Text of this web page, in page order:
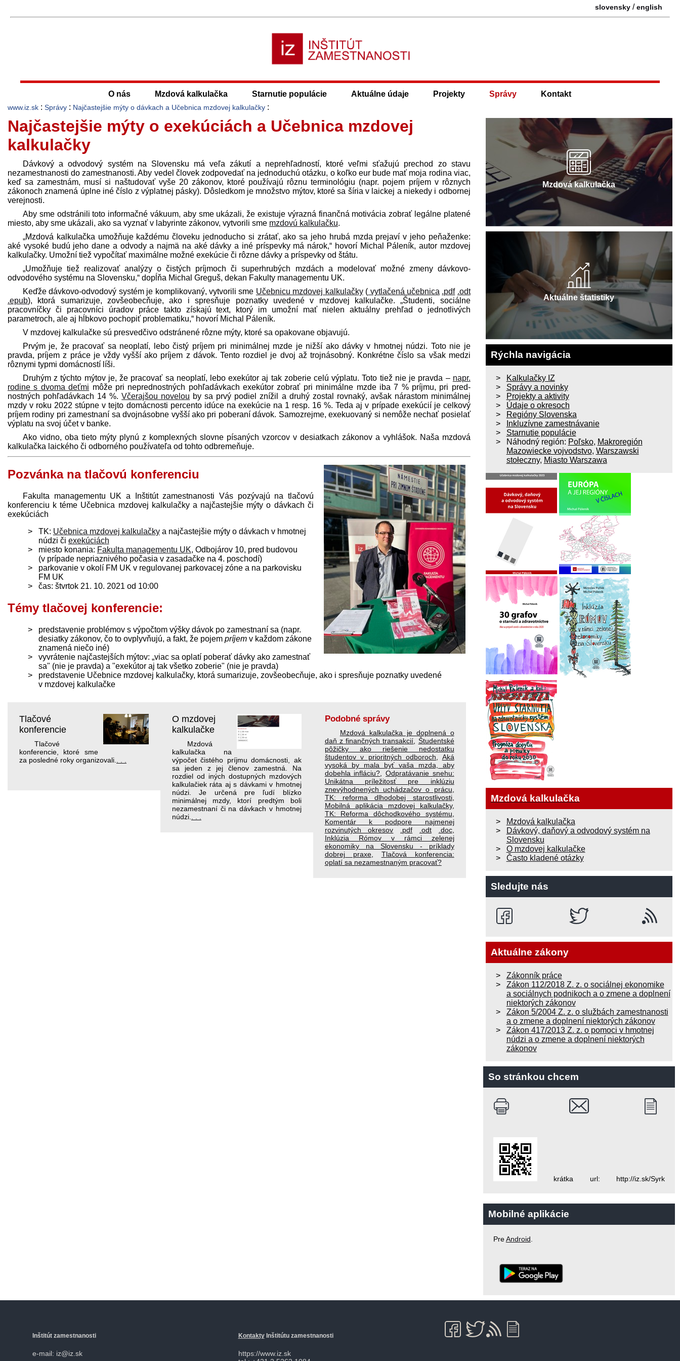
slovensky /english
O nás Mzdová kalkulačka Starnutie populácie Aktuálne údaje Projekty Správy Kontakt
www.iz.sk : Správy : Najčastejšie mýty o dávkach a Učebnica mzdovej kalkulačky :
Najčastejšie mýty o exekúciách a Učebnica mzdovej
kalkulačky
Dávkový a odvodový systém na Slovensku má veľa zákutí a neprehľadností, ktoré veľmi sťažujú prechod zo stavu
nezamestnanosti do zamestnanosti. Aby vedel človek zodpovedať na jednoduchú otázku, o koľko eur bude mať moja rodina viac,
keď sa zamestnám, musí si naštudovať vyše 20 zákonov, ktoré používajú rôznu terminológiu (napr. pojem príjem v rôznych
zákonoch znamená úplne iné číslo z výplatnej pásky). Dôsledkom je množstvo mýtov, ktoré sa šíria v laickej a niekedy i odbornej
verejnosti.
Aby sme odstránili toto informačné vákuum, aby sme ukázali, že existuje výrazná finančná motivácia zobrať legálne platené
miesto, aby sme ukázali, ako sa vyznať v labyrinte zákonov, vytvorili sme mzdovú kalkulačku.
„Mzdová kalkulačka umožňuje každému človeku jednoducho si zrátať, ako sa jeho hrubá mzda prejaví v jeho peňaženke:
aké vysoké budú jeho dane a odvody a najmä na aké dávky a iné príspevky má nárok,“ hovorí Michal Páleník, autor mzdovej
kalkulačky. Umožní tiež vypočítať maximálne možné exekúcie či rôzne dávky a príspevky od štátu.
„Umožňuje tiež realizovať analýzy o čistých príjmoch či superhrubých mzdách a modelovať možné zmeny dávkovo-
odvodového systému na Slovensku,“ dopĺňa Michal Greguš, dekan Fakulty managementu UK.
Keďže dávkovo-odvodový systém je komplikovaný, vytvorili sme Učebnicu mzdovej kalkulačky( vytlačená učebnica .pdf .odt
.epub), ktorá sumarizuje, zovšeobecňuje, ako i spresňuje poznatky uvedené v mzdovej kalkulačke. „Študenti, sociálne
pracovníčky či pracovníci úradov práce takto získajú text, ktorý im umožní mať nielen aktuálny prehľad o jednotlivých
parametroch, ale aj hĺbkovo pochopiť problematiku,“ hovorí Michal Páleník.
V mzdovej kalkulačke sú presvedčivo odstránené rôzne mýty, ktoré sa opakovane objavujú.
Prvým je, že pracovať sa neoplatí, lebo čistý príjem pri minimálnej mzde je nižší ako dávky v hmotnej núdzi. Toto nie je
pravda, príjem z práce je vždy vyšší ako príjem z dávok. Tento rozdiel je dvoj až trojnásobný. Konkrétne číslo sa však medzi
rôznymi typmi domácností líši.
Druhým z týchto mýtov je, že pracovať sa neoplatí, lebo exekútor aj tak zoberie celú výplatu. Toto tiež nie je pravda – napr.
rodine s dvoma deťmi môže pri neprednostných pohľadávkach exekútor zobrať pri minimálne mzde iba 7 % príjmu, pri pred­
nostných pohľadávkach 14 %.Včerajšou novelou by sa prvý podiel znížil a druhý zostal rovnaký, avšak nárastom minimálnej
mzdy v roku 2022 stúpne v tejto domácnosti percento idúce na exekúcie na 1 resp. 16 %. Teda aj v prípade exekúcií je celkový
príjem rodiny pri zamestnaní sa dvojnásobne vyšší ako pri poberaní dávok. Samozrejme, exekuovaný si nemôže nechať posielať
výplatu na svoj účet v banke.
Ako vidno, oba tieto mýty plynú z komplexných slovne písaných vzorcov v desiatkach zákonov a vyhlášok. Naša mzdová
kalkulačka laického či odborného používateľa od tohto odbremeňuje.
Pozvánka na tlačovú konferenciu
Fakulta managementu UK a Inštitút zamestnanosti Vás pozývajú na tlačovú
konferenciu k téme Učebnica mzdovej kalkulačky a najčastejšie mýty o dávkach či
exekúciách
TK: Učebnica mzdovej kalkulačkya najčastejšie mýty o dávkach v hmotnej
núdzi či exekúciách
miesto konania: Fakulta managementu UK, Odbojárov 10, pred budovou
(v prípade nepriaznivého počasia v zasadačke na 4. poschodí)
parkovanie v okolí FM UK v regulovanej parkovacej zóne a na parkovisku
FM UK
čas: štvrtok 21. 10. 2021 od 10:00
Témy tlačovej konferencie:
predstavenie problémov s výpočtom výšky dávok po zamestnaní sa (napr.
desiatky zákonov, čo to ovplyvňujú, a fakt, že pojem príjemv každom zákone
znamená niečo iné)
vyvrátenie najčastejších mýtov: „viac sa oplatí poberať dávky ako zamestnať
sa" (nie je pravda) a "exekútor aj tak všetko zoberie" (nie je pravda)
predstavenie Učebnice mzdovej kalkulačky, ktorá sumarizuje, zovšeobecňuje, ako i spresňuje poznatky uvedené
v mzdovej kalkulačke
Tlačové
konferencie
Tlačové
konferencie, ktoré sme
za posledné roky organizovali.
O mzdovej
kalkulačke
Mzdová
kalkulačka na
výpočet čistého príjmu domácnosti, ak
sa jeden z jej členov zamestná. Na
rozdiel od iných dostupných mzdových
kalkulačiek ráta aj s dávkami v hmotnej
núdzi. Je určená pre ľudí blízko
minimálnej mzdy, ktorí pred­tým boli
nezamestnaní či na dávkach v hmotnej
núdzi.
Podobné správy
Mzdová kalkulačka je doplnená o
daň z finančných transakcií
Študentské
pôžičky ako riešenie nedostatku
študentov v prioritných odboroch
Aká
vysoká by mala byť vaša mzda, aby
dobehla infláciu?
Odpratávanie snehu:
Unikátna príležitosť pre inklúziu
znevýhodnených uchádzačov o prácu
TK: reforma dlhodobej starostlivosti,
Mobilná aplikácia mzdovej kalkulačky,
TK: Reforma dôchodkového systému
Komentár k podpore najmenej
rozvinutých okresov
.pdf .odt .doc,
Inklúzia Rómov v rámci zelenej
ekonomiky na Slovensku - príklady
dobrej praxe, Tlačová konferencia:
oplatí sa nezamestnaným pracovať?
Mzdová kalkulačka
Aktuálne štatistiky
Rýchla navigácia
Kalkulačky IZ
Správy a novinky
Projekty a aktivity
Údaje o okresoch
Regióny Slovenska
Inkluzívne zamestnávanie
Starnutie populácie
Náhodný región: Poľsko, Makroregión
Mazowiecke vojvodstvo, Warszawski
stołeczny, Miasto Warszawa
Mzdová kalkulačka
Mzdová kalkulačka
Dávkový, daňový a odvodový systém na
Slovensku
O mzdovej kalkulačke
Často kladené otázky
Sledujte nás
Aktuálne zákony
Zákonník práce
Zákon 112/2018 Z. z. o sociálnej ekonomike
a sociálnych podnikoch a o zmene a doplnení
niektorých zákonov
Zákon 5/2004 Z. z. o službách zamestnanosti
a o zmene a doplnení niektorých zákonov
Zákon 417/2013 Z. z. o pomoci v hmotnej
núdzi a o zmene a doplnení niektorých
zákonov
So stránkou chcem
krátka url: http://iz.sk/Syrk
Mobilné aplikácie
PreAndroid
Inštitút zamestnanosti
e-mail: iz@iz.sk
KontaktyInštitútu zamestnanosti
https://www.iz.sk